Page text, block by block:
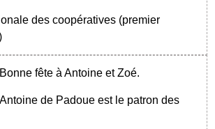
des coopératives (premier
Bonne fête à Antoine et Zoé.
Antoine de Padoue est le patron des